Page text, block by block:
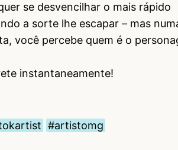
se desvencilhar o mais rápido
a sorte lhe escapar – mas
você percebe quem é o
instantaneamente!
#artistomg